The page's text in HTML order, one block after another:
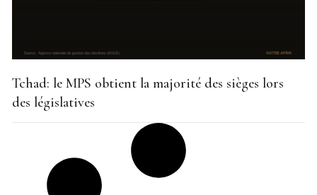
Tchad: le MPS obtient la majorité des sièges lors
des législatives